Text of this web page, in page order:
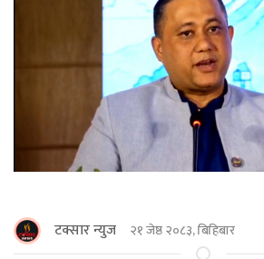
टक्सार न्युज २१ जेष्ठ २०८३, बिहिबार